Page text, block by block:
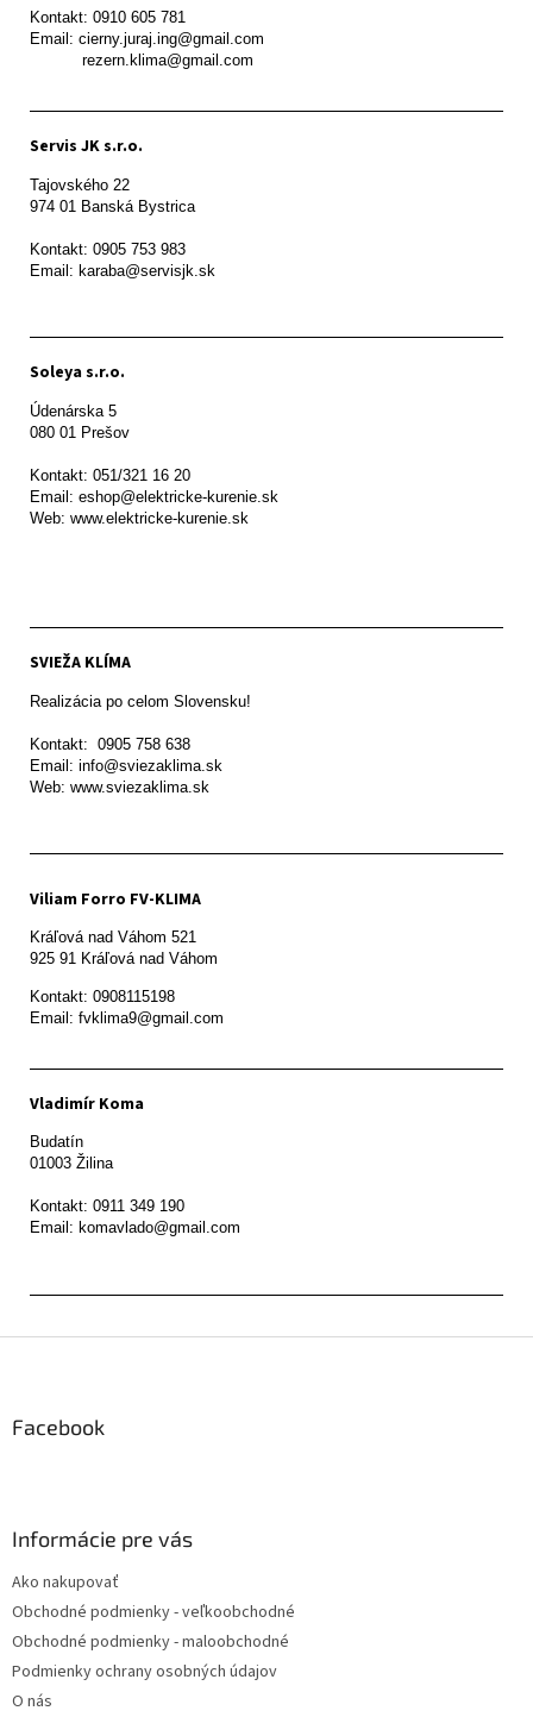
Kontakt: 0910 605 781
Email: cierny.juraj.ing@gmail.com
           rezern.klima@gmail.com
Servis JK s.r.o.
Tajovského 22
974 01 Banská Bystrica
Kontakt: 0905 753 983
Email: karaba@servisjk.sk
Soleya s.r.o.
Údenárska 5
080 01 Prešov
Kontakt: 051/321 16 20
Email: eshop@elektricke-kurenie.sk
Web: www.elektricke-kurenie.sk
SVIEŽA KLÍMA
Realizácia po celom Slovensku!
Kontakt:  0905 758 638
Email: info@sviezaklima.sk
Web: www.sviezaklima.sk
Viliam Forro FV-KLIMA
Kráľová nad Váhom 521
Kontakt: 0908115198
Email: fvklima9@gmail.com
Vladimír Koma
Budatín
01003 Žilina
Kontakt: 0911 349 190
Facebook
Informácie pre vás
Ako nakupovať
Obchodné podmienky - veľkoobchodné
Obchodné podmienky - maloobchodné
Podmienky ochrany osobných údajov
O nás